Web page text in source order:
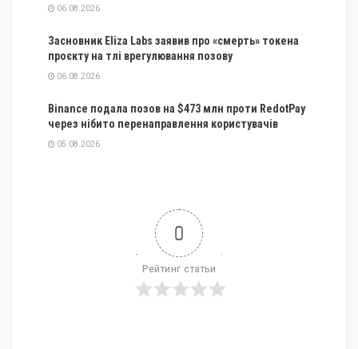
06.08.2026
Засновник Eliza Labs заявив про «смерть» токена
проєкту на тлі врегулювання позову
06.08.2026
Binance подала позов на $473 млн проти RedotPay
через нібито перенаправлення користувачів
05.08.2026
0
Рейтинг статьи